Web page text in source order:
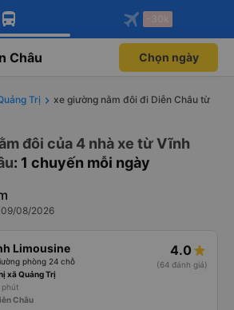
app Vexere ngay!
ưu đãi thành viên độc
Mở app
app Vexere
ghế khi đặt vé máy bay qua
Mở app
-30k
Châu Chọn ngày
Trị
xe giường nằm đôi đi Diễn Châu từ
đôi của 4 nhà xe từ Vĩnh
: 1 chuyến mỗi ngày
09/08/2026
Limousine
phòng 24 chỗ
4.0
(64 đánh giá)
xã Quảng Trị
phút
Châu